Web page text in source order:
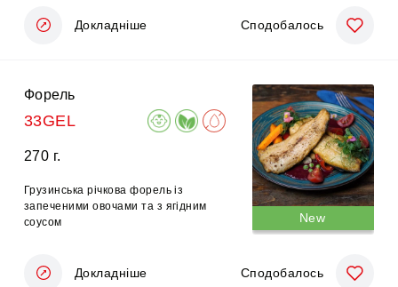
Докладніше Сподобалось
Форель
33GEL
270 г.
Грузинська річкова форель із
запеченими овочами та з ягідним
соусом
New
Докладніше Сподобалось